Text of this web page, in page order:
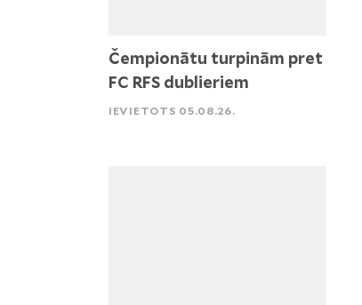
Čempionātu turpinām pret
FC RFS dublieriem
IEVIETOTS 05.08.26.